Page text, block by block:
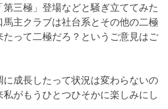
三極」登場などと騒ぎ立ててみた
主クラブは社台系とその他の二極
って二極だろ？というご意見はご
成長したって状況は変わらないの
がもうひとつひそかに楽しみにし